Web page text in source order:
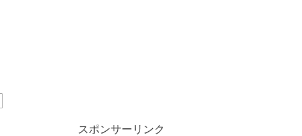
スポンサーリンク